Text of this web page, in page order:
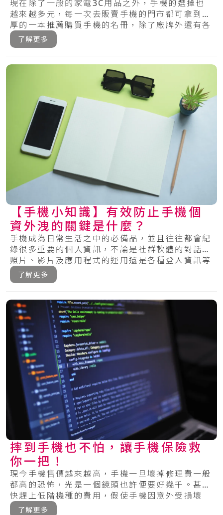
現在除了一般的家電3C用品之外，手機的選擇也
越來越多元，每一次去販賣手機的門市都可拿到厚
厚的一本推薦購買手機的名冊，除了廠牌外還有各
種的.....
了解更多
【手機小知識】有效防止手機個
資外洩的關鍵是什麼？
手機成為日常生活之中的必備品，並且往往都會紀
錄很多重要的個人資訊，不論是社群軟體的對話、
照片、影片及應用程式的運用還是各種登入資訊等
等，.....
了解更多
摔到手機也不怕，讓手機保險救
你一把！
現今手機售價越來越高，手機一旦壞掉修理費一般
都高的恐怖，光是一個鏡頭也許便要好幾千。甚至
快趕上低階機種的費用，假使手機因意外受損壞
掉，絕.....
了解更多